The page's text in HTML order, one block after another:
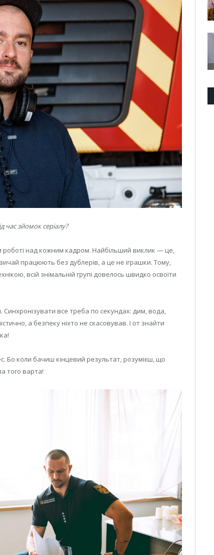
зйомок серіалу?
роботі над кожним кадром. Найбільший виклик — це,
працюють без дублерів, а це не іграшки. Тому,
всій знімальній групі довелось швидко освоїти
все треба по секундах: дим, вода,
а безпеку ніхто не скасовував. І от знайти
Бо коли бачиш кінцевий результат, розумієш, що
того варта!